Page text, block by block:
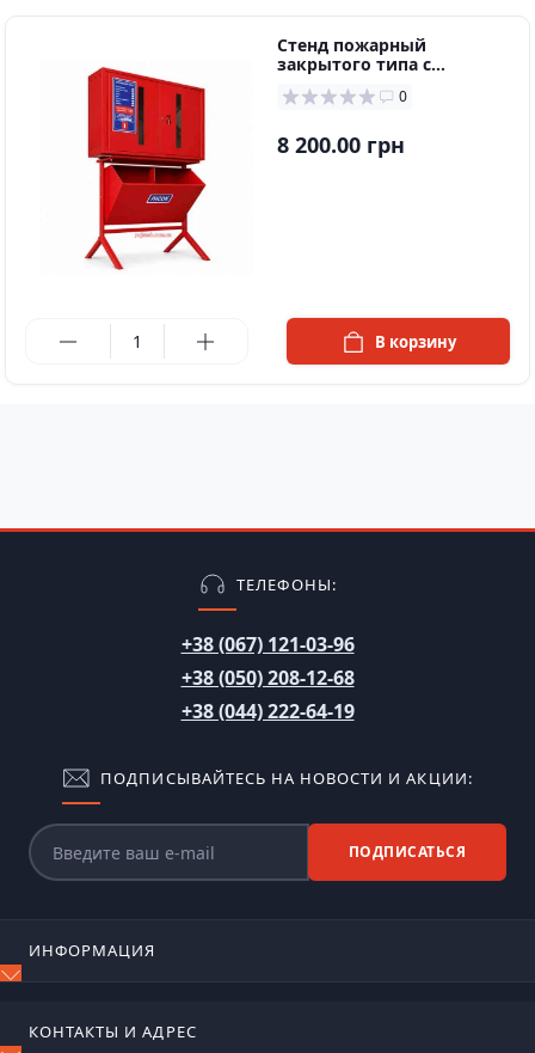
Стенд пожарный
закрытого типа с
опрокидывающимся
ящиком
0
8 200.00 грн
В корзину
ТЕЛЕФОНЫ:
+38 (067) 121-03-96
+38 (050) 208-12-68
+38 (044) 222-64-19
ПОДПИСЫВАЙТЕСЬ НА НОВОСТИ И АКЦИИ:
ПОДПИСАТЬСЯ
ИНФОРМАЦИЯ
Отзывы
КОНТАКТЫ И АДРЕС